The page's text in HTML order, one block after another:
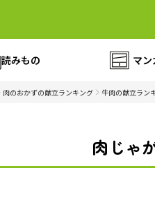
読みもの マン
肉のおかずの献立ランキング 牛肉の献立ラン
肉じゃ